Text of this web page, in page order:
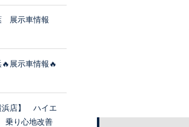
展示車情報
展示車情報🔥
浜店】 ハイエ
乗り心地改善